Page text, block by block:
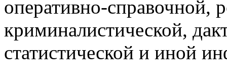
оперативно-справочной,
криминалистической,
статистической и иной